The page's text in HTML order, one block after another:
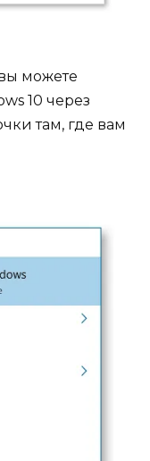
можете
10 через
там, где вам